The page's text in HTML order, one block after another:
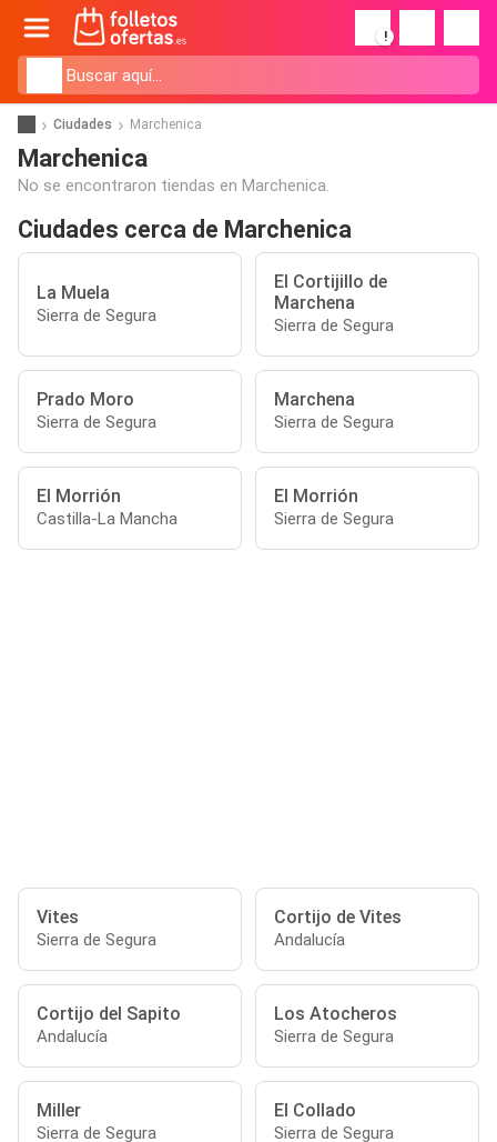
!
Ciudades Marchenica
Marchenica
No se encontraron tiendas en Marchenica.
Ciudades cerca de Marchenica
La Muela
Sierra de Segura
El Cortijillo de
Marchena
Sierra de Segura
Prado Moro
Sierra de Segura
Marchena
Sierra de Segura
El Morrión
Castilla-La Mancha
El Morrión
Sierra de Segura
Vites
Sierra de Segura
Cortijo de Vites
Andalucía
Cortijo del Sapito
Andalucía
Los Atocheros
Sierra de Segura
Miller
Sierra de Segura
El Collado
Sierra de Segura